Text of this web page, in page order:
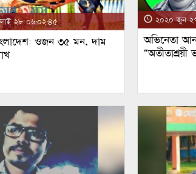
২৮ ০৬:০২:৪৫
ওজন ৩৫ মন, দাম
২০২০ জুন
অভিনেতা
“অতীতাশ্রয়ী